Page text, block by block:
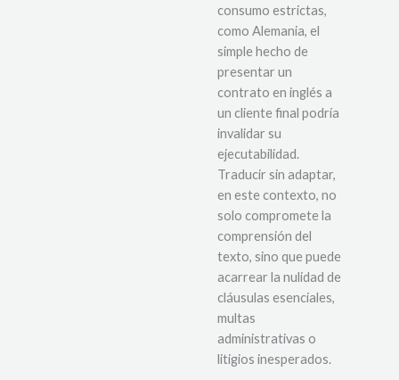
consumo estrictas,
como Alemania, el
simple hecho de
presentar un
contrato en inglés a
un cliente final podría
invalidar su
ejecutabilidad.
Traducir sin adaptar,
en este contexto, no
solo compromete la
comprensión del
texto, sino que puede
acarrear la nulidad de
cláusulas esenciales,
multas
administrativas o
litigios inesperados.